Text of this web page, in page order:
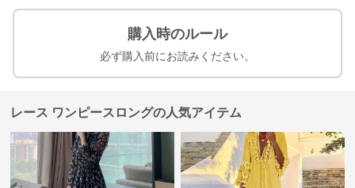
購入時のルール
必ず購入前にお読みください。
レース ワンピースロングの人気アイテム